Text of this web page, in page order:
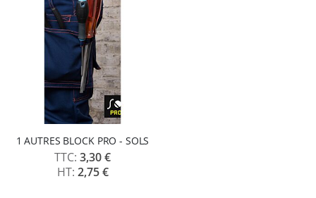
1 AUTRES BLOCK PRO - SOLS
3,30 €
2,75 €